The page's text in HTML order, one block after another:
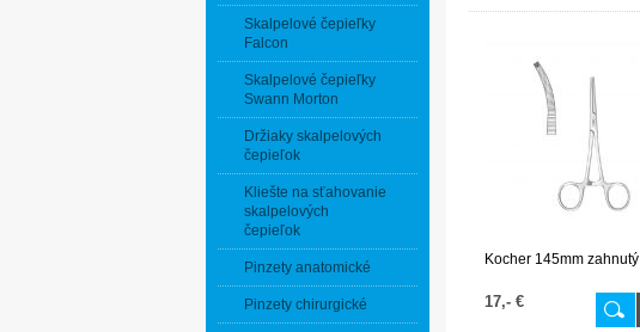
Skalpelové čepieľky
Falcon
Skalpelové čepieľky
Swann Morton
Držiaky skalpelových
čepieľok
Kliešte na sťahovanie
skalpelových
čepieľok
Pinzety anatomické
Pinzety chirurgické
Kocher 145mm zahnutý
17,- €